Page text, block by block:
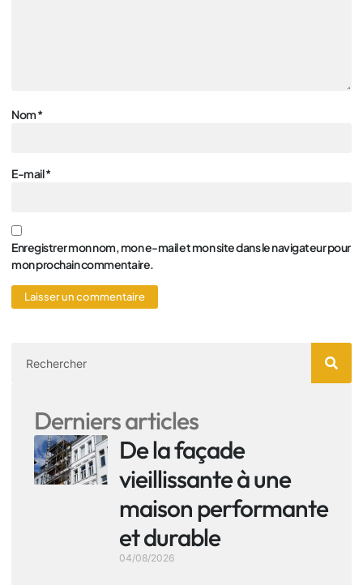
Nom*
E-mail*
Enregistrer mon nom, mon e-mail et mon site dans le navigateur pour
mon prochain commentaire.
Derniers articles
De la façade
vieillissante à une
maison performante
et durable
04/08/2026